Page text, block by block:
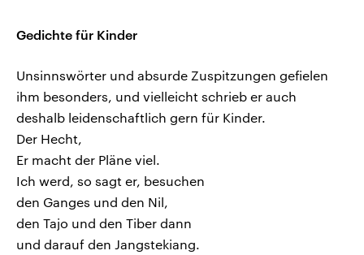
Gedichte für Kinder
Unsinnswörter und absurde Zuspitzungen gefielen
ihm besonders, und vielleicht schrieb er auch
deshalb leidenschaftlich gern für Kinder.
Der Hecht,
Er macht der Pläne viel.
Ich werd, so sagt er, besuchen
den Ganges und den Nil,
den Tajo und den Tiber dann
und darauf den Jangstekiang.